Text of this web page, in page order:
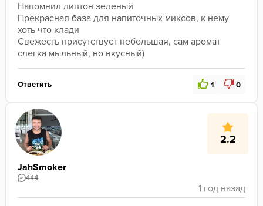
Напомнил липтон зеленый
Прекрасная база для напиточных миксов, к нему
хоть что клади
Свежесть присутствует небольшая, сам аромат
слегка мыльный, но вкусный)
Ответить 1 0
2.2
JahSmoker
444